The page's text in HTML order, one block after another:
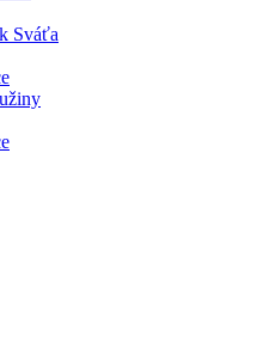
Sváťa